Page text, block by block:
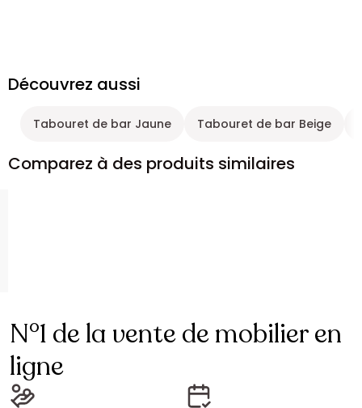
Découvrez aussi
Tabouret de bar Jaune Tabouret de bar Beige
Comparez à des produits similaires
N°1 de la vente de mobilier en
ligne